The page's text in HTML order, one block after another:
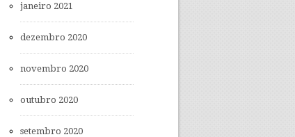
janeiro 2021
dezembro 2020
novembro 2020
outubro 2020
setembro 2020